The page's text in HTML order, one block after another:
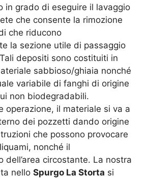
in grado di eseguire il lavaggio
che consente la rimozione
che riducono
la sezione utile di passaggio
depositi sono costituiti in
sabbioso/ghiaia nonché
variabile di fanghi di origine
non biodegradabili.
operazione, il materiale si va a
dei pozzetti dando origine
che possono provocare
nonché il
dell’area circostante. La nostra
nello Spurgo La Storta si